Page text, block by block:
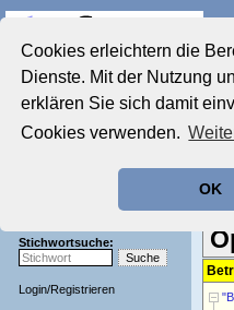
Cookies erleichtern die
Dienste. Mit der Nutzung
erklären Sie sich damit
Cookies verwenden.
OK
Startseite
Aktuelles Forum
Film-Forum
Zeichentrick-Forum
Stichwortsuche:
Login/Registrieren